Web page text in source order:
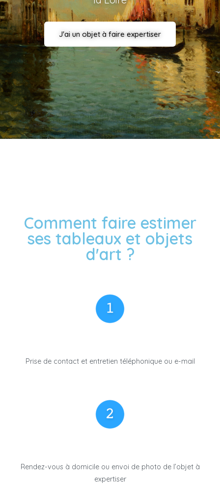
J'ai un objet à faire expertiser
Comment faire estimer
ses tableaux et objets
d'art ?
Prise de contact et entretien téléphonique ou e-mail
Rendez-vous à domicile ou envoi de photo de l’objet à
expertiser